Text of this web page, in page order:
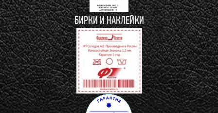
БИРКИ И НАКЛЕЙКИ